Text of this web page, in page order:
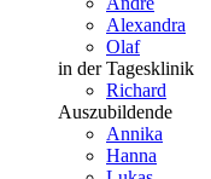
Alexandra
Olaf
in der Tagesklinik
Richard
Auszubildende
Annika
Hanna